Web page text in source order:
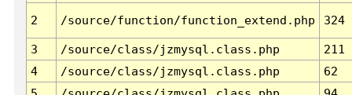
2 /source/function/function_extend.php 324
3 /source/class/jzmysql.class.php
211
4
/source/class/jzmysql.class.php
62